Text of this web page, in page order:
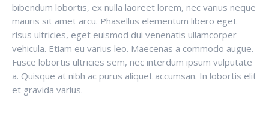
bibendum lobortis, ex nulla laoreet lorem, nec varius neque
mauris sit amet arcu. Phasellus elementum libero eget
risus ultricies, eget euismod dui venenatis ullamcorper
vehicula. Etiam eu varius leo. Maecenas a commodo augue.
Fusce lobortis ultricies sem, nec interdum ipsum vulputate
a. Quisque at nibh ac purus aliquet accumsan. In lobortis elit
et gravida varius.